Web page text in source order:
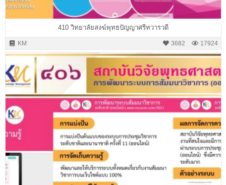
410 วิทยาลัยสงฆ์พุทธปัญญาศรีทวารวดี
KM 17924
3682